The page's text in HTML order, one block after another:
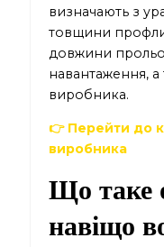
визначають з
товщини
довжини
навантаження,
виробника.
👉 Перейти до
виробника
Що таке
навіщо